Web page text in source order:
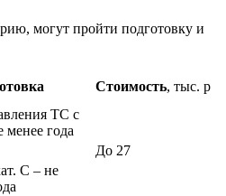
могут пройти подготовку и
Стоимость, тыс. р
ТС с
менее года
До 27
С – не